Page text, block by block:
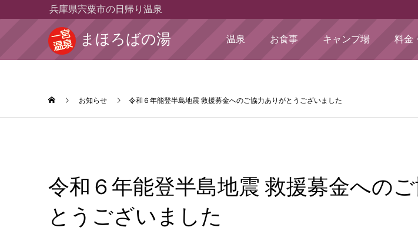
兵庫県宍粟市の日帰り温泉
まほろばの湯 温泉 お食事 キャンプ場 料金
お知らせ 令和６年能登半島地震 救援募金へのご協力ありがとうございました
令和６年能登半島地震 救援募金への
とうございました